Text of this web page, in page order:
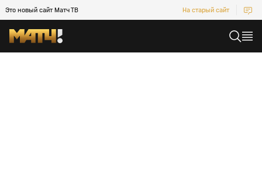
Это новый сайт Матч ТВ На старый сайт